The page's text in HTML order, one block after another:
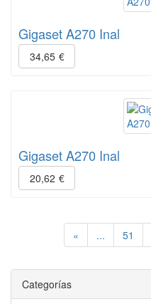
Gigaset A270 Inal
34,65 €
Gigaset A270 Inal
20,62 €
« ... 51
Categorías